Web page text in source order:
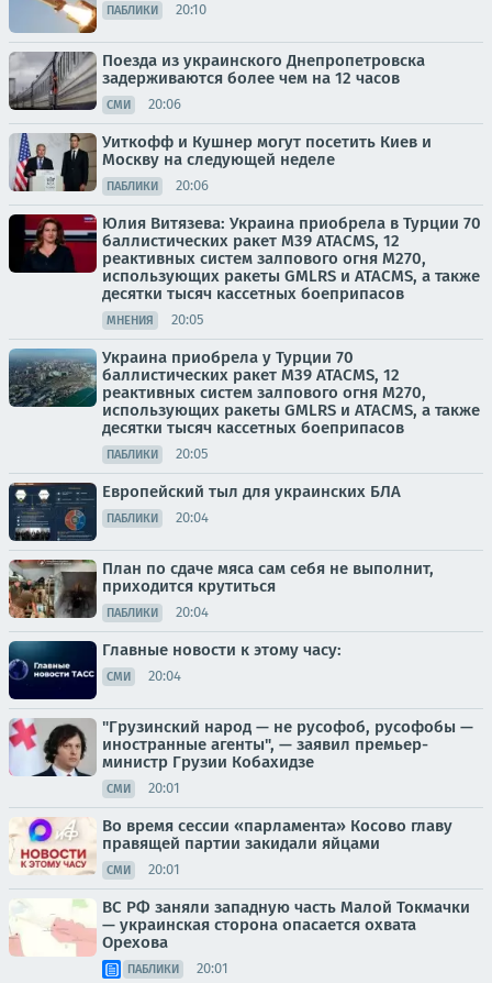
ПАБЛИКИ 20:10
Поезда из украинского Днепропетровска
задерживаются более чем на 12 часов
СМИ 20:06
Уиткофф и Кушнер могут посетить Киев и
Москву на следующей неделе
ПАБЛИКИ 20:06
Юлия Витязева: Украина приобрела в Турции 70
баллистических ракет M39 ATACMS, 12
реактивных систем залпового огня M270,
использующих ракеты GMLRS и ATACMS, а также
десятки тысяч кассетных боеприпасов
МНЕНИЯ 20:05
Украина приобрела у Турции 70
баллистических ракет M39 ATACMS, 12
реактивных систем залпового огня M270,
использующих ракеты GMLRS и ATACMS, а также
десятки тысяч кассетных боеприпасов
ПАБЛИКИ 20:05
Европейский тыл для украинских БЛА
ПАБЛИКИ 20:04
План по сдаче мяса сам себя не выполнит,
приходится крутиться
ПАБЛИКИ 20:04
Главные новости к этому часу:
СМИ 20:04
"Грузинский народ — не русофоб, русофобы —
иностранные агенты", — заявил премьер-
министр Грузии Кобахидзе
СМИ 20:01
Во время сессии «парламента» Косово главу
правящей партии закидали яйцами
СМИ 20:01
ВС РФ заняли западную часть Малой Токмачки
— украинская сторона опасается охвата
Орехова
ПАБЛИКИ 20:01